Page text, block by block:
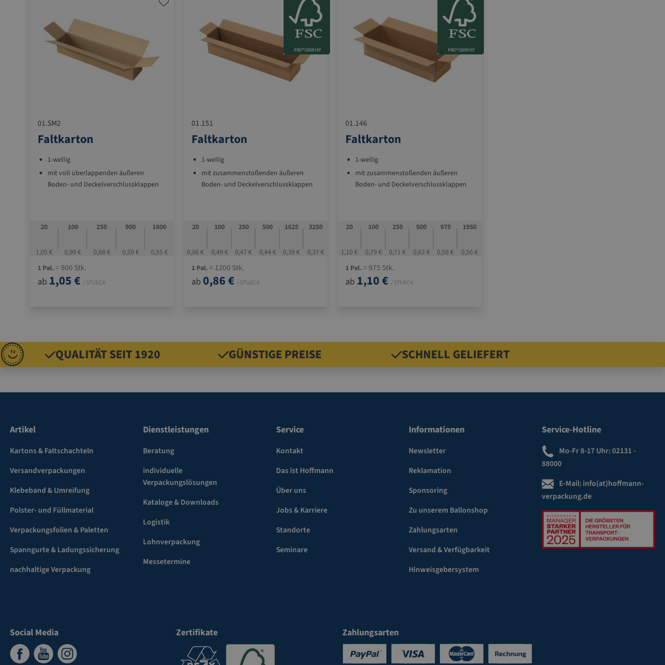
01.SM2
Faltkarton
1-wellig
mit voll überlappenden äußeren
Boden- und Deckelverschlussklappen
20
1,05 €
100
0,99 €
250
0,88 €
900
0,59 €
1800
0,55 €
1 Pal. = 900 Stk.
ab 1,05 € / STUECK
01.151
Faltkarton
1-wellig
mit zusammenstoßenden äußeren
Boden- und Deckelverschlussklappen
20
0,86 €
100
0,49 €
250
0,47 €
500
0,44 €
1625
0,39 €
3250
0,37 €
1 Pal. = 1200 Stk.
ab 0,86 € / STUECK
01.146
Faltkarton
1-wellig
mit zusammenstoßenden äußeren
Boden- und Deckelverschlussklappen
20
1,10 €
100
0,79 €
250
0,71 €
500
0,62 €
975
0,58 €
1950
0,56 €
1 Pal. = 975 Stk.
ab 1,10 € / STUECK
QUALITÄT SEIT 1920 GÜNSTIGE PREISE SCHNELL GELIEFERT
Artikel
Kartons & Faltschachteln
Versandverpackungen
Klebeband & Umreifung
Polster- und Füllmaterial
Verpackungsfolien & Paletten
Spanngurte & Ladungssicherung
nachhaltige Verpackung
Dienstleistungen
Beratung
individuelle
Verpackungslösungen
Kataloge & Downloads
Logistik
Lohnverpackung
Messetermine
Service
Kontakt
Das ist Hoffmann
Über uns
Jobs & Karriere
Standorte
Seminare
Informationen
Newsletter
Reklamation
Sponsoring
Zu unserem Ballonshop
Zahlungsarten
Versand & Verfügbarkeit
Hinweisgebersystem
Service-Hotline
Mo-Fr 8-17 Uhr:02131 -
88000
E-Mail: info(at)hoffmann-
verpackung.de
Social Media Zertifikate Zahlungsarten